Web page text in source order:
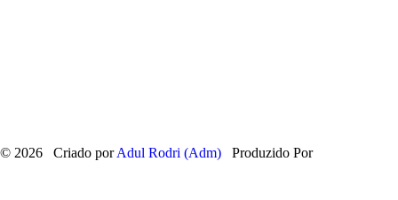
© 2026 Criado porAdul Rodri (Adm) Produzido Por